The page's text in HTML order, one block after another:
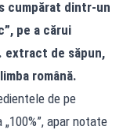
cumpărat dintr-un
pe a cărui
de săpun,
română.
de pe
apar notate